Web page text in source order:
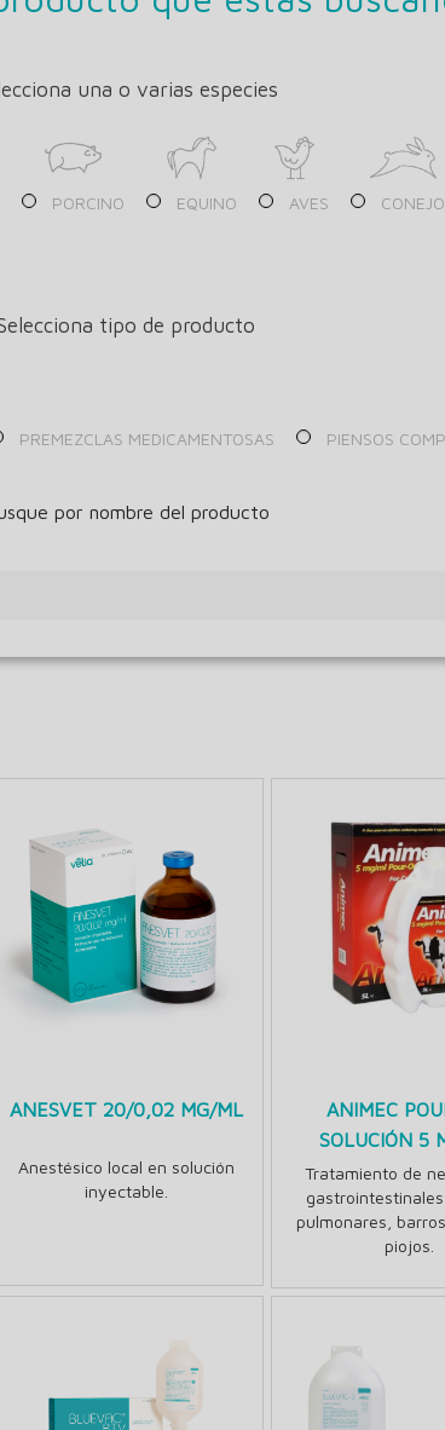
una o varias especies
PORCINO EQUINO AVES
tipo de producto
PREMEZCLAS MEDICAMENTOSAS PIENSOS
por nombre del producto
ANESVET 20/0,02 MG/ML
Anestésico local en solución
inyectable.
ANIMEC
SOLUCIÓN 5
Tratamiento de
pulmonares,
piojos.